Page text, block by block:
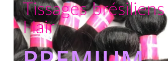
Tissages
Hair